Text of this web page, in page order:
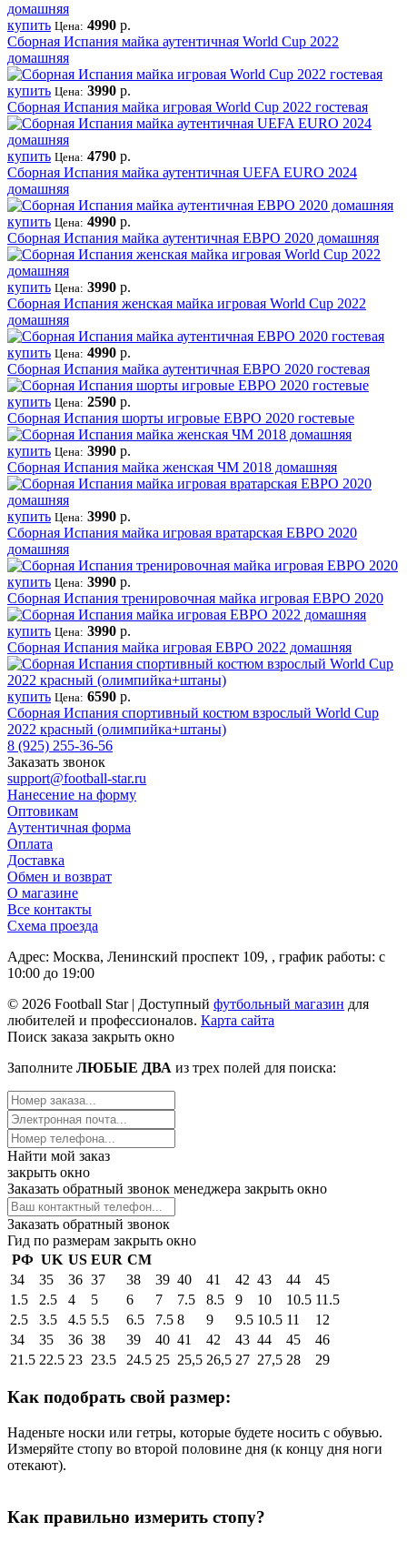
купить Цена: 4990 р.
Сборная Испания майка аутентичная World Cup 2022
домашняя
купить Цена: 3990 р.
Сборная Испания майка игровая World Cup 2022 гостевая
купить Цена: 4790 р.
Сборная Испания майка аутентичная UEFA EURO 2024
домашняя
купить Цена: 4990 р.
Сборная Испания майка аутентичная ЕВРО 2020 домашняя
купить Цена: 3990 р.
Сборная Испания женская майка игровая World Cup 2022
домашняя
купить Цена: 4990 р.
Сборная Испания майка аутентичная ЕВРО 2020 гостевая
купить Цена: 2590 р.
Сборная Испания шорты игровые ЕВРО 2020 гостевые
купить Цена: 3990 р.
Сборная Испания майка женская ЧМ 2018 домашняя
купить Цена: 3990 р.
Сборная Испания майка игровая вратарская ЕВРО 2020
домашняя
купить Цена: 3990 р.
Сборная Испания тренировочная майка игровая ЕВРО 2020
купить Цена: 3990 р.
Сборная Испания майка игровая ЕВРО 2022 домашняя
купить Цена: 6590 р.
Сборная Испания спортивный костюм взрослый World Cup
2022 красный (олимпийка+штаны)
8 (925) 255-36-56
Заказать звонок
support@football-star.ru
Нанесение на форму
Оптовикам
Аутентичная форма
Оплата
Доставка
Обмен и возврат
О магазине
Все контакты
Схема проезда
Адрес: Москва, Ленинский проспект 109, , график работы: с
10:00 до 19:00
© 2026 Football Star | Доступный футбольный магазин для
любителей и профессионалов. Карта сайта
Поиск заказа закрыть окно
Заполните ЛЮБЫЕ ДВА из трех полей для поиска:
Найти мой заказ
закрыть окно
Заказать обратный звонок менеджера закрыть окно
Заказать обратный звонок
Гид по размерам закрыть окно
РФ UK US EUR СМ
34
35 36 37 38 39 40 41 42 43 44
45
1.5
2.5 4 5 6 7 7.5 8.5 9 10 10.5 11.5
2.5
3.5 4.5 5.5 6.5 7.5 8 9 9.5 10.5 11
12
34
35 36 38 39 40 41 42 43 44 45
46
21.5 22.5 23 23.5 24.5 25 25,5 26,5 27 27,5 28 29
Как подобрать свой размер:
Наденьте носки или гетры, которые будете носить с обувью.
Измеряйте стопу во второй половине дня (к концу дня ноги
отекают).
Как правильно измерить стопу?